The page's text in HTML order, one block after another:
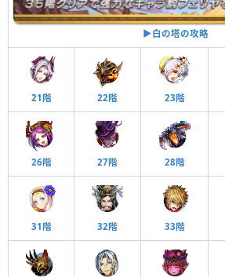
▶︎白の塔の攻略
21階 22階 23階
26階 27階 28階
31階 32階 33階